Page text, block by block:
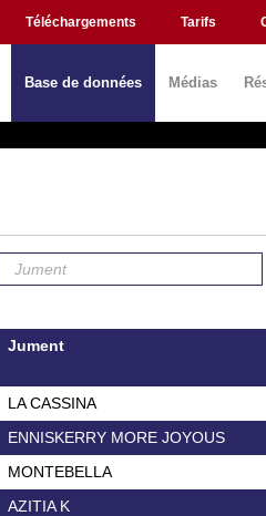
Téléchargements Tarifs
Base de données Médias
Jument
LA CASSINA
ENNISKERRY MORE JOYOUS
MONTEBELLA
AZITIA K